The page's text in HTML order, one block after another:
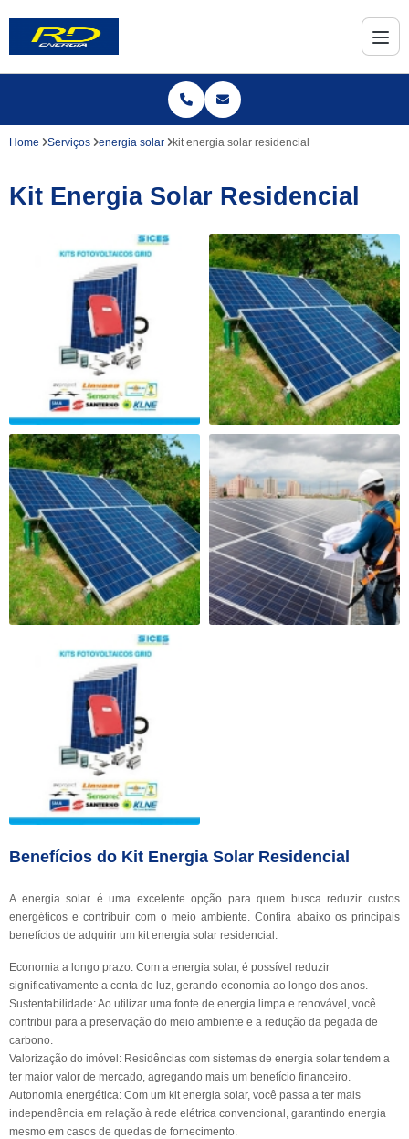
Home Serviços energia solar kit energia solar residencial
Kit Energia Solar Residencial
Benefícios do Kit Energia Solar Residencial
A energia solar é uma excelente opção para quem busca reduzir custos
energéticos e contribuir com o meio ambiente. Confira abaixo os principais
benefícios de adquirir um kit energia solar residencial:
Economia a longo prazo: Com a energia solar, é possível reduzir
significativamente a conta de luz, gerando economia ao longo dos anos.
Sustentabilidade: Ao utilizar uma fonte de energia limpa e renovável, você
contribui para a preservação do meio ambiente e a redução da pegada de
carbono.
Valorização do imóvel: Residências com sistemas de energia solar tendem a
ter maior valor de mercado, agregando mais um benefício financeiro.
Autonomia energética: Com um kit energia solar, você passa a ter mais
independência em relação à rede elétrica convencional, garantindo energia
mesmo em casos de quedas de fornecimento.